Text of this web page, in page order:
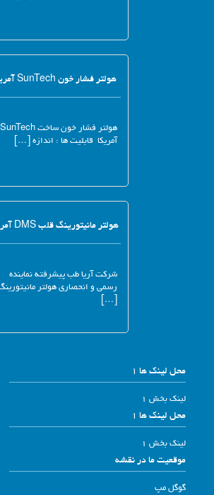
هولتر فشار خون SunTech آمریکا
هولتر فشار خون ساخت SunTech
آمریکا قابلیت ها : اندازه […]
هولتر مانیتورینگ قلب DMS آمریکا
شرکت آریا طب پیشرفته نماینده
رسمی و انحصاری هولتر مانیتورینگ
[…]
محل لینک ها 1
لینک بخش 1
محل لینک ها 1
لینک بخش 1
موقعیت ما در نقشه
گوگل مپ